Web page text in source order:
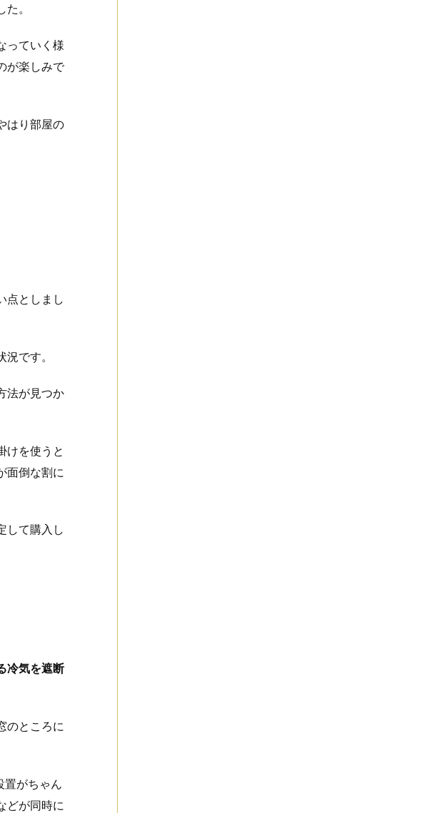
。
っていく様
が楽しみで
はり部屋の
点としまし
です。
法が見つか
けを使うと
面倒な割に
して購入し
冷気を遮断
のところに
置がちゃん
どが同時に